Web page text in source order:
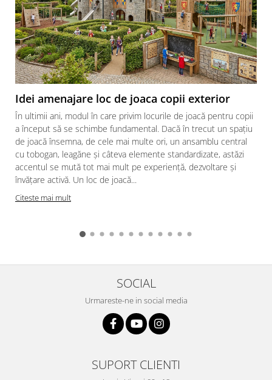
Idei amenajare loc de joaca copii exterior
În ultimii ani, modul în care privim locurile de joacă pentru copii
a început să se schimbe fundamental. Dacă în trecut un spațiu
de joacă însemna, de cele mai multe ori, un ansamblu central
cu tobogan, leagăne și câteva elemente standardizate, astăzi
accentul se mută tot mai mult pe experiență, dezvoltare și
învățare activă. Un loc de joacă...
Citeste mai mult
SOCIAL
Urmareste-ne in social media
SUPORT CLIENTI